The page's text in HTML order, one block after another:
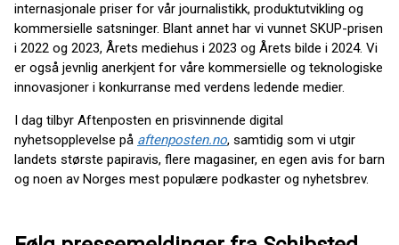
internasjonale priser for vår journalistikk, produktutvikling og
kommersielle satsninger. Blant annet har vi vunnet SKUP-prisen
i 2022 og 2023, Årets mediehus i 2023 og Årets bilde i 2024. Vi
er også jevnlig anerkjent for våre kommersielle og teknologiske
innovasjoner i konkurranse med verdens ledende medier.
I dag tilbyr Aftenposten en prisvinnende digital
nyhetsopplevelse på aftenposten.no, samtidig som vi utgir
landets største papiravis, flere magasiner, en egen avis for barn
og noen av Norges mest populære podkaster og nyhetsbrev.